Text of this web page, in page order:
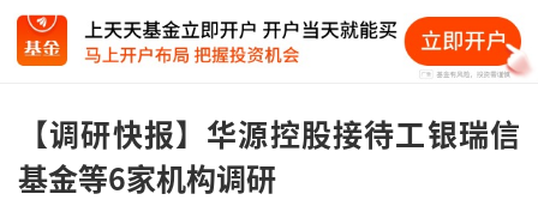
【调研快报】华源控股接待工银瑞信
基金等6家机构调研